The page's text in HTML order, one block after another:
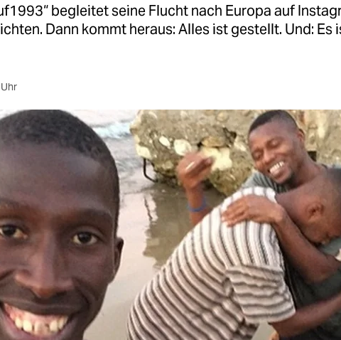
begleitet seine Flucht nach Europa auf
Dann kommt heraus: Alles ist gestellt. Und: Es